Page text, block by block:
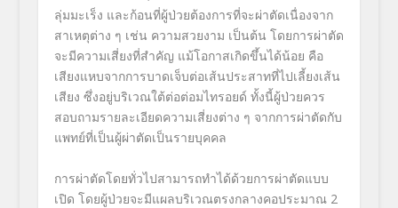
ลุ่มมะเร็ง และก้อนที่ผู้ป่วยต้องการที่จะผ่าตัดเนื่องจาก
สาเหตุต่าง ๆ เช่น ความสวยงาม เป็นต้น โดยการผ่าตัด
จะมีความเสี่ยงที่สำคัญ แม้โอกาสเกิดขึ้นได้น้อย คือ
เสียงแหบจากการบาดเจ็บต่อเส้นประสาทที่ไปเลี้ยงเส้น
เสียง ซึ่งอยู่บริเวณใต้ต่อต่อมไทรอยด์ ทั้งนี้ผู้ป่วยควร
สอบถามรายละเอียดความเสี่ยงต่าง ๆ จากการผ่าตัดกับ
แพทย์ที่เป็นผู้ผ่าตัดเป็นรายบุคคล
การผ่าตัดโดยทั่วไปสามารถทำได้ด้วยการผ่าตัดแบบ
เปิด โดยผู้ป่วยจะมีแผลบริเวณตรงกลางคอประมาณ 2